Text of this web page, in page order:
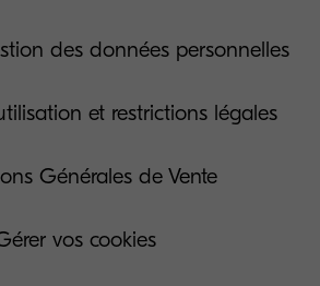
des données personnelles
et restrictions légales
Générales de Vente
vos cookies